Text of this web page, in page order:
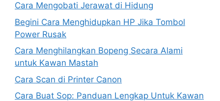
Cara Mengobati Jerawat di Hidung
Begini Cara Menghidupkan HP Jika Tombol
Power Rusak
Cara Menghilangkan Bopeng Secara Alami
untuk Kawan Mastah
Cara Scan di Printer Canon
Cara Buat Sop: Panduan Lengkap Untuk Kawan